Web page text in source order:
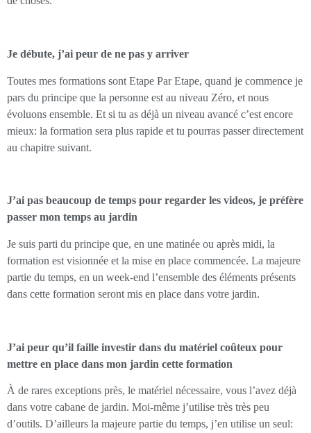
Je débute, j’ai peur de ne pas y arriver
Toutes mes formations sont Etape Par Etape, quand je commence je
pars du principe que la personne est au niveau Zéro, et nous
évoluons ensemble. Et si tu as déjà un niveau avancé c’est encore
mieux: la formation sera plus rapide et tu pourras passer directement
au chapitre suivant.
J’ai pas beaucoup de temps pour regarder les videos, je préfère
passer mon temps au jardin
Je suis parti du principe que, en une matinée ou après midi, la
formation est visionnée et la mise en place commencée. La majeure
partie du temps, en un week-end l’ensemble des éléments présents
dans cette formation seront mis en place dans votre jardin.
J’ai peur qu’il faille investir dans du matériel coûteux pour
mettre en place dans mon jardin cette formation
À de rares exceptions près, le matériel nécessaire, vous l’avez déjà
dans votre cabane de jardin. Moi-même j’utilise très très peu
d’outils. D’ailleurs la majeure partie du temps, j’en utilise un seul: